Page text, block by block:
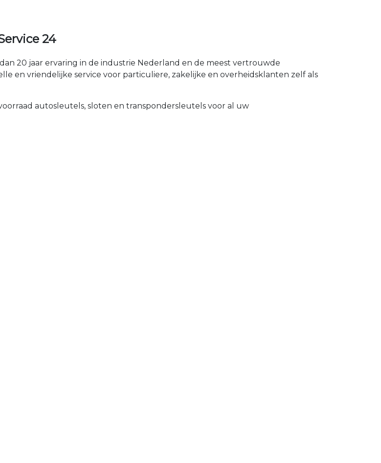
24
20 jaar ervaring in de industrie Nederland en de meest vertrouwde
en vriendelijke service voor particuliere, zakelijke en overheidsklanten zelf als
autosleutels, sloten en transpondersleutels voor al uw